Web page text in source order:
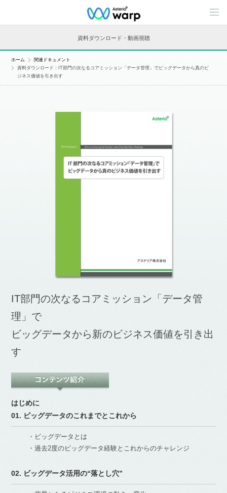
C
n
n
n
資料ダウンロード・動画視聴
ホーム
関連ドキュメント
資料ダウンロード：IT部門の次なるコアミッション「データ管理」でビッグデータから真のビ
ジネス価値を引き出す
IT部門の次なるコアミッション「データ管
理」で
ビッグデータから新のビジネス価値を引き出
す
はじめに
01. ビッグデータのこれまでとこれから
・ビッグデータとは
・過去2度のビッグデータ経験とこれからのチャレンジ
02. ビッグデータ活用の“落とし穴”